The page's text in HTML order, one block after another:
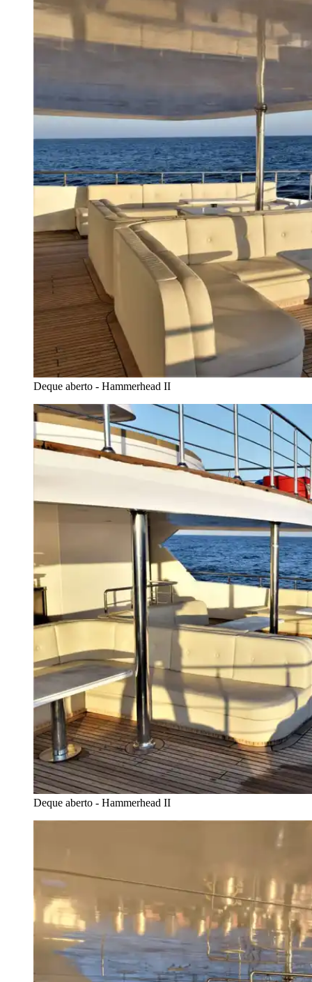
Deque aberto - Hammerhead II
Deque aberto - Hammerhead II